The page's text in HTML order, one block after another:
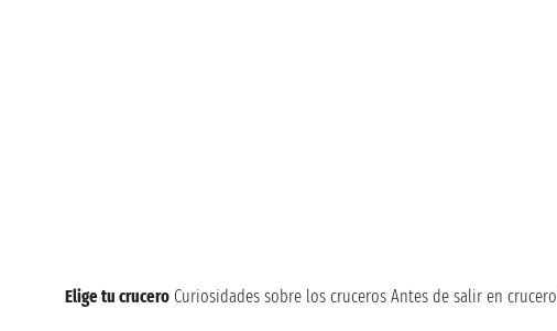
Elige tu crucero Curiosidades sobre los cruceros Antes de salir en crucero